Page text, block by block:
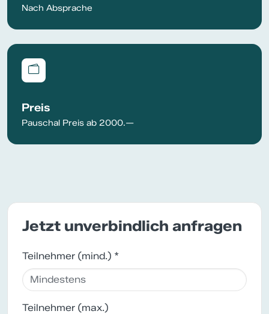
Nach Absprache
Preis
Pauschal Preis ab 2000.—
Jetzt unverbindlich anfragen
Teilnehmer (mind.) *
Teilnehmer (max.)